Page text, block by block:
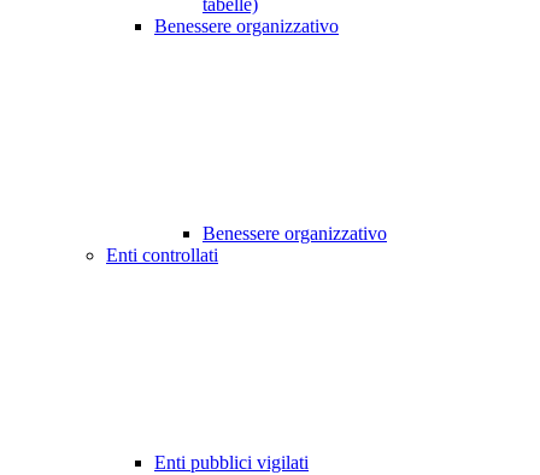
tabelle)
Benessere organizzativo
Benessere organizzativo
Enti controllati
Enti pubblici vigilati